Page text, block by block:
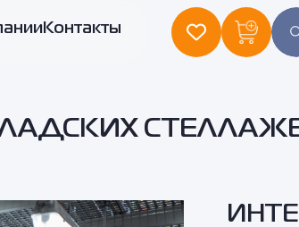
Контакты